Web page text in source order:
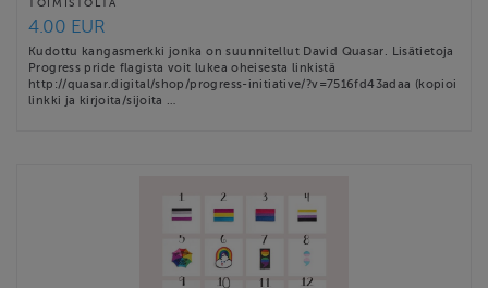
TOIMISTOLTA
4.00 EUR
Kudottu kangasmerkki jonka on suunnitellut David Quasar. Lisätietoja
Progress pride flagista voit lukea oheisesta linkistä
http://quasar.digital/shop/progress-initiative/?v=7516fd43adaa (kopioi
linkki ja kirjoita/sijoita …